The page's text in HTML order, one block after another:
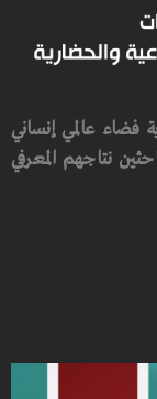
فضاء عالمي إنساني
نتاجهم المعرفي